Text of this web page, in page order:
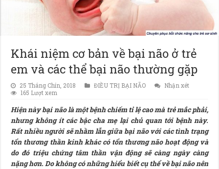
Khái niệm cơ bản về bại não ở trẻ
em và các thể bại não thường gặp
25 Tháng Chín, 2018 ĐIỀU TRỊ BẠI NÃO
Nhận xét
165 Lượt xem
Hiện này bại não là một bệnh chiếm tỉ lệ cao mà trẻ mắc phải,
nhưng không ít các bậc cha mẹ lại chủ quan tới bệnh này.
Rất nhiều người sẽ nhầm lẫn giữa bại não với các tình trạng
tổn thương thần kinh khác có tổn thương não hoạt động và
do đó triệu chứng tâm thần vận động sẽ càng ngày càng
nặng hơn. Do không có những hiểu biết cụ thể về bại não nên